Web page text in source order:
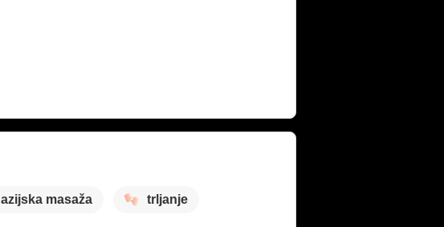
azijska masaža trljanje